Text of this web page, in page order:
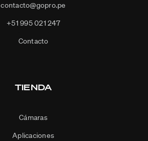
contacto@gopro.pe
+51 995 021 247
Contacto
TIENDA
Cámaras
Aplicaciones